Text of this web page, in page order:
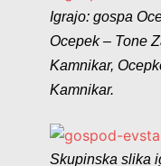
Igrajo: gospa
Ocepek – Tone
Kamnikar,
Kamnikar.
Skupinska slika